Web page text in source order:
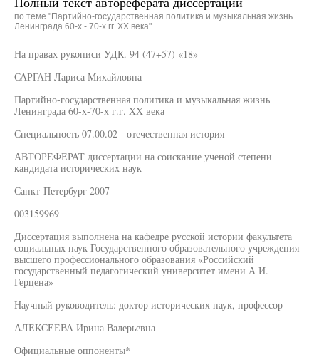
по теме "Партийно-государственная политика и музыкальная жизнь
Ленинграда 60-х - 70-х гг. XX века"
На правах рукописи УДК. 94 (47+57) «18»
САРГАН Лариса Михайловна
Партийно-государственная политика и музыкальная жизнь
Ленинграда 60-х-70-х г.г. XX века
Специальность 07.00.02 - отечественная история
АВТОРЕФЕРАТ диссертации на соискание ученой степени
кандидата исторических наук
Санкт-Петербург 2007
003159969
Диссертация выполнена на кафедре русской истории факультета
социальных наук Государственного образовательного учреждения
высшего профессионального образования «Российский
государственный педагогический университет имени А И.
Герцена»
Научный руководитель: доктор исторических наук, профессор
АЛЕКСЕЕВА Ирина Валерьевна
Официальные оппоненты*